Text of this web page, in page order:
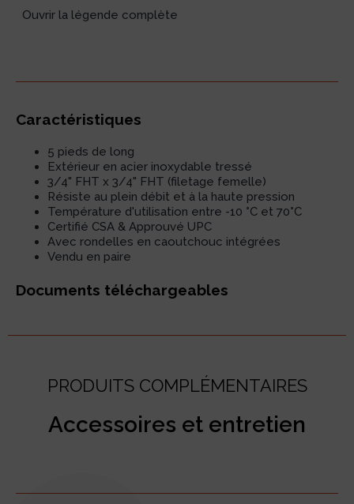
Ouvrir la légende complète
Caractéristiques
5 pieds de long
Extérieur en acier inoxydable tressé
3/4" FHT x 3/4" FHT (filetage femelle)
Résiste au plein débit et à la haute pression
Température d'utilisation entre -10 °C et 70°C
Certifié CSA & Approuvé UPC
Avec rondelles en caoutchouc intégrées
Vendu en paire
Documents téléchargeables
PRODUITS COMPLÉMENTAIRES
Accessoires et entretien